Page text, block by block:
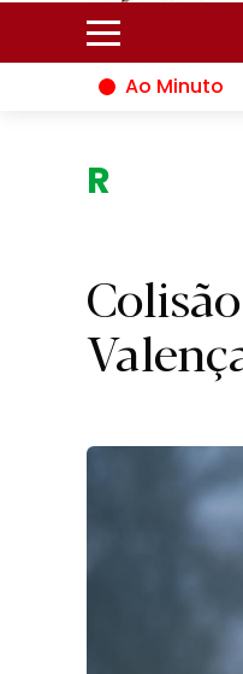
Ao Minuto
e à inovação do mundo da
Região.